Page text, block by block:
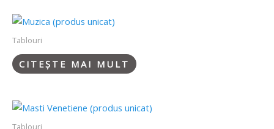
Tablouri
CITEȘTE MAI MULT
Tablouri